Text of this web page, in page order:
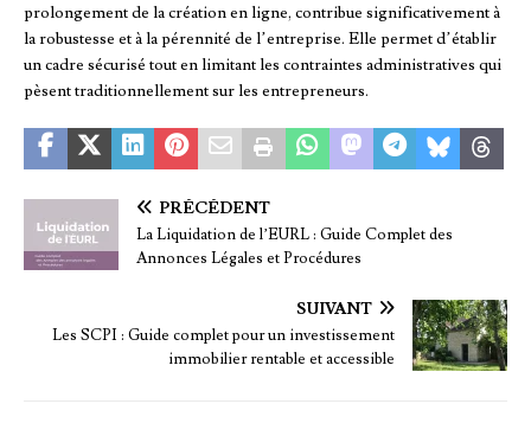
prolongement de la création en ligne, contribue significativement à
la robustesse et à la pérennité de l’entreprise. Elle permet d’établir
un cadre sécurisé tout en limitant les contraintes administratives qui
pèsent traditionnellement sur les entrepreneurs.
PRÉCÉDENT
La Liquidation de l’EURL : Guide Complet des
Annonces Légales et Procédures
SUIVANT
Les SCPI : Guide complet pour un investissement
immobilier rentable et accessible